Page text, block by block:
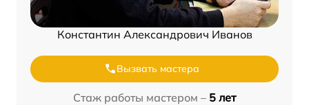
Константин Александрович Иванов
Вызвать мастера
Стаж работы мастером – 5 лет